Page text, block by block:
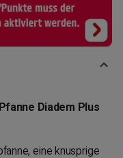
Diadem Plus
eine knusprige